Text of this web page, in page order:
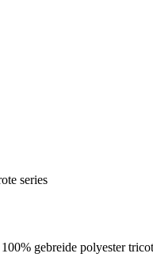
series
gebreide polyester